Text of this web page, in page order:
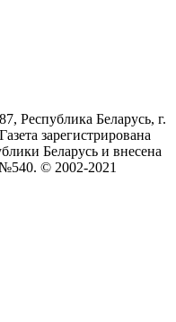
Республика Беларусь, г.
зарегистрирована
Беларусь и внесена
© 2002-2021